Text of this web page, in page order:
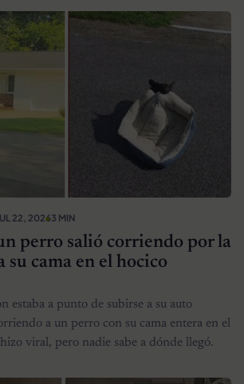
22, 20263 MIN
perro salió corriendo por la
su cama en el hocico
estaba a punto de subirse a su auto
a un perro con su cama entera en el
viral, pero nadie sabe a dónde llegó.